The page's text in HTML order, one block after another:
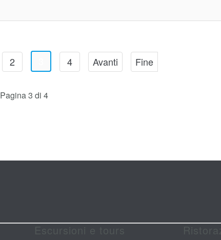
2 4 Avanti Fine
Pagina 3 di 4